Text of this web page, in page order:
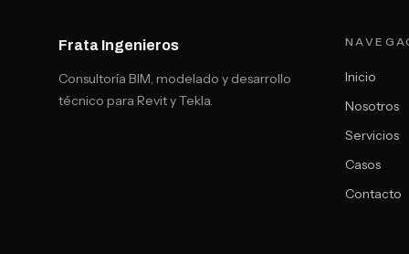
Frata Ingenieros
Consultoría BIM, modelado y desarrollo
técnico para Revit y Tekla.
Inicio
Nosotros
Servicios
Casos
Contacto